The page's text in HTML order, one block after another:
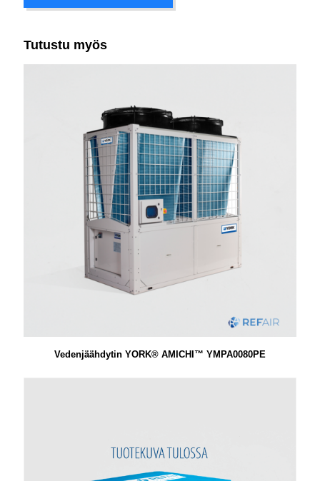
Tutustu myös
Vedenjäähdytin YORK® AMICHI™ YMPA0080PE